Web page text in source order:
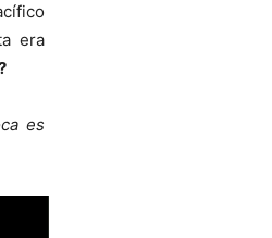
era
es